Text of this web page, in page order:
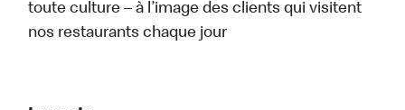
toute culture – à l’image des clients qui visitent
nos restaurants chaque jour